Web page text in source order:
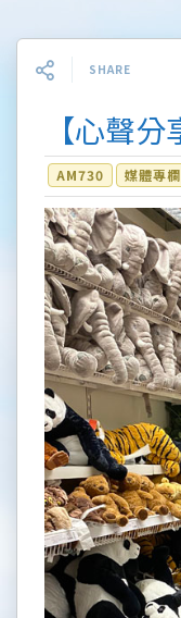
SHARE
【心聲
AM730 媒體專欄